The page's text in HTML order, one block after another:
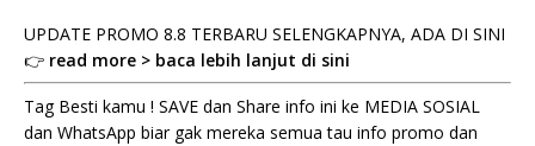
UPDATE PROMO 8.8 TERBARU SELENGKAPNYA, ADA DI SINI
👉 read more > baca lebih lanjut di sini
Tag Besti kamu ! SAVE dan Share info ini ke MEDIA SOSIAL
dan WhatsApp biar gak mereka semua tau info promo dan